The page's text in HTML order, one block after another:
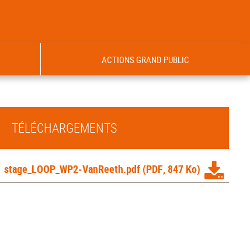
ACTIONS GRAND PUBLIC
TÉLÉCHARGEMENTS
stage_LOOP_WP2-VanReeth.pdf (PDF, 847 Ko)